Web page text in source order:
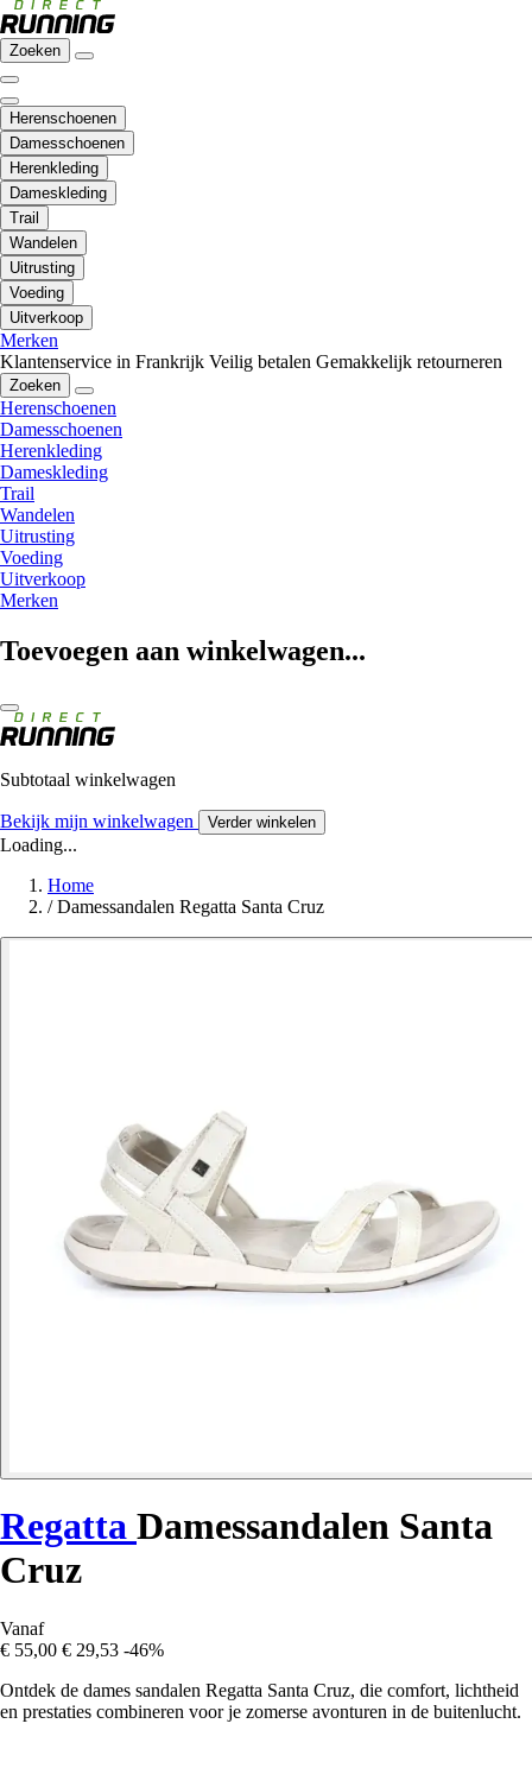
Zoeken
Herenschoenen
Damesschoenen
Herenkleding
Dameskleding
Trail
Wandelen
Uitrusting
Voeding
Uitverkoop
Merken
Klantenservice in Frankrijk Veilig betalen Gemakkelijk retourneren
Zoeken
Herenschoenen
Damesschoenen
Herenkleding
Dameskleding
Trail
Wandelen
Uitrusting
Voeding
Uitverkoop
Merken
Toevoegen aan winkelwagen...
Subtotaal winkelwagen
Bekijk mijn winkelwagen Verder winkelen
Loading...
Home
/ Damessandalen Regatta Santa Cruz
Regatta Damessandalen Santa
Cruz
Vanaf
€ 55,00 € 29,53 -46%
Ontdek de dames sandalen Regatta Santa Cruz, die comfort, lichtheid
en prestaties combineren voor je zomerse avonturen in de buitenlucht.